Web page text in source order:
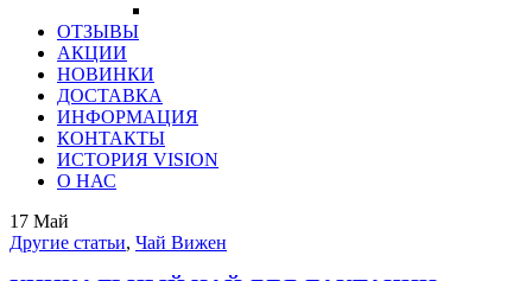
ОТЗЫВЫ
АКЦИИ
НОВИНКИ
ДОСТАВКА
ИНФОРМАЦИЯ
КОНТАКТЫ
ИСТОРИЯ VISION
О НАС
17 Май
Другие статьи, Чай Вижен